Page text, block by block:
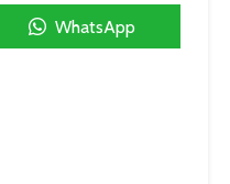
WhatsApp